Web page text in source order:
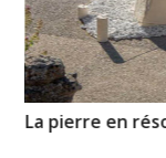
La pierre en